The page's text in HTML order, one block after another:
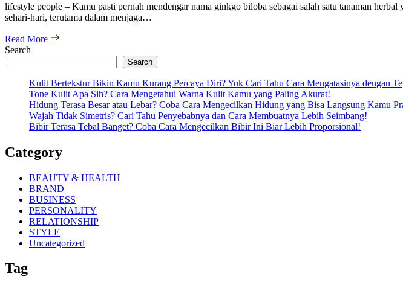
lifestyle people – Kamu pasti pernah mendengar nama ginkgo biloba sebagai salah satu tanaman
sehari-hari, terutama dalam menjaga…
Read More
Search
Search
Kulit Bertekstur Bikin Kamu Kurang Percaya Diri? Yuk Cari Tahu Cara Mengatasinya dengan
Tone Kulit Apa Sih? Cara Mengetahui Warna Kulit Kamu yang Paling Akurat!
Hidung Terasa Besar atau Lebar? Coba Cara Mengecilkan Hidung yang Bisa Langsung Kamu
Wajah Tidak Simetris? Cari Tahu Penyebabnya dan Cara Membuatnya Lebih Seimbang!
Bibir Terasa Tebal Banget? Coba Cara Mengecilkan Bibir Ini Biar Lebih Proporsional!
Category
BEAUTY & HEALTH
BRAND
BUSINESS
PERSONALITY
RELATIONSHIP
STYLE
Uncategorized
Tag